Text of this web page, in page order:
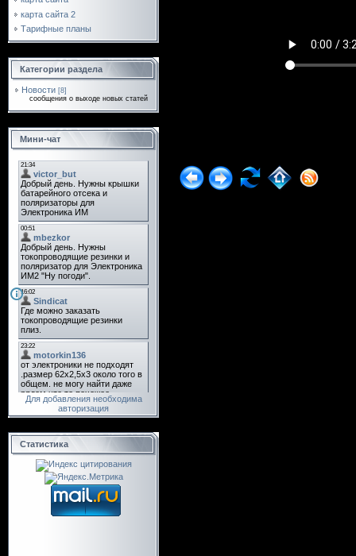
карта сайта 2
Тарифные планы
Категории раздела
Новости [8]
сообщения о выходе новых статей
Мини-чат
Для добавления необходима
авторизация
Статистика